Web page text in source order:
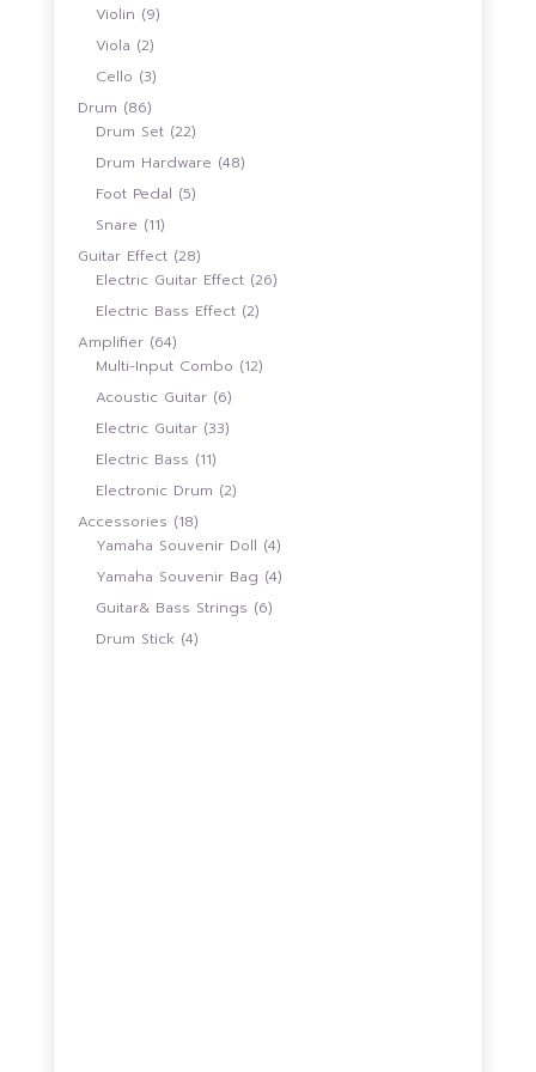
Violin 99
Viola 22
สินค้า
Cello 33
สินค้า
Drum 8686
สินค้า
Drum Set 2222
สินค้า
Drum Hardware 4848
Foot Pedal 55
Snare 1111
สินค้า
Guitar Effect 2828
สินค้า
Electric Guitar Effect 2626
Electric Bass Effect 22
Amplifier 6464
สินค้า
Multi-Input Combo 1212
Acoustic Guitar 66
สินค้า
Electric Guitar 3333
Electric Bass 1111
สินค้า
Electronic Drum 22
Accessories 1818
สินค้า
Yamaha Souvenir Doll 44
สินค้า
Yamaha Souvenir Bag 44
Guitar& Bass Strings 66
Drum Stick 44